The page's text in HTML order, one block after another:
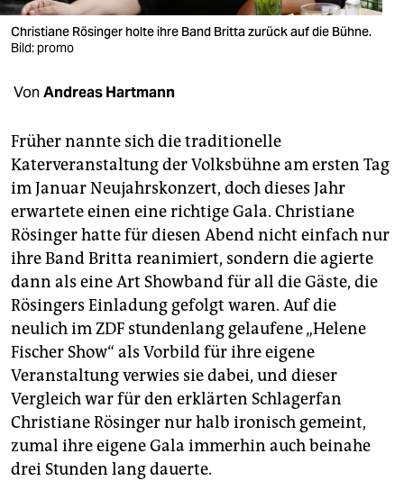
verlag
verlag
veranstaltungen
fragen & hilfe
unterstützen
abo
genossenschaft
epaper login
Christiane Rösinger holte ihre Band Britta zurück auf die Bühne.
Bild: promo
Von Andreas Hartmann
Früher nannte sich die traditionelle
Katerveranstaltung der Volksbühne am ersten Tag
im Januar Neujahrskonzert, doch dieses Jahr
erwartete einen eine richtige Gala. Christiane
Rösinger hatte für diesen Abend nicht einfach nur
ihre Band Britta reanimiert, sondern die agierte
dann als eine Art Showband für all die Gäste, die
Rösingers Einladung gefolgt waren. Auf die
neulich im ZDF stundenlang gelaufene „Helene
Fischer Show“ als Vorbild für ihre eigene
Veranstaltung verwies sie dabei, und dieser
Vergleich war für den erklärten Schlagerfan
Christiane Rösinger nur halb ironisch gemeint,
zumal ihre eigene Gala immerhin auch beinahe
drei Stunden lang dauerte.